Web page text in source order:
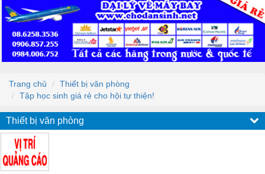
Trang chủ
Thiết bị văn phòng
Tập học sinh giá rẻ cho hội tự thiện!
Thiết bị văn phòng